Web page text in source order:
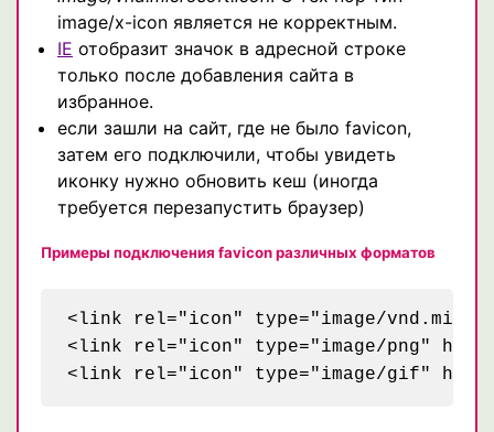
image/x-icon является не корректным.
IE отобразит значок в адресной строке
только после добавления сайта в
избранное.
если зашли на сайт, где не было favicon,
затем его подключили, чтобы увидеть
иконку нужно обновить кеш (иногда
требуется перезапустить браузер)
Примеры подключения favicon различных форматов
<link rel="icon" type="image/
<link rel="icon" type="image/png"